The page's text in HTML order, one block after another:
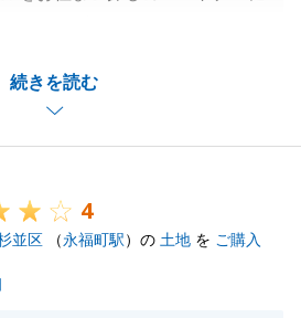
続きを読む
思っております。
合い頂き、またお子様もご一緒
りがとうございました。
構いません。お気軽に当社へお
伝いさせて頂きます。
くお願いいたします。
4
並区 （永福町駅）の 土地 を ご購入